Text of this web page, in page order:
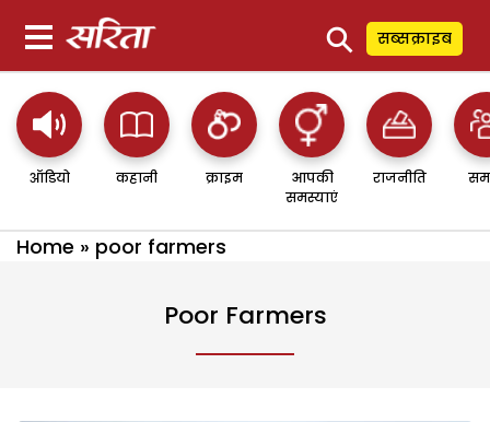
⚲ सब्सक्राइब
ऑडियो कहानी क्राइम
आपकी
समस्याएं
राजनीति
Home » poor farmers
Poor Farmers